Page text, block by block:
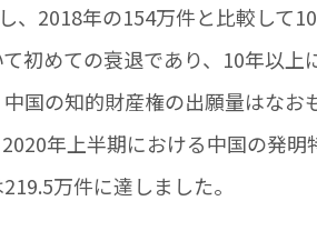
、2018年の154万件と比較して
初めての衰退であり、10年以上
国の知的財産権の出願量はな
年上半期における中国の発
万件に達しました。